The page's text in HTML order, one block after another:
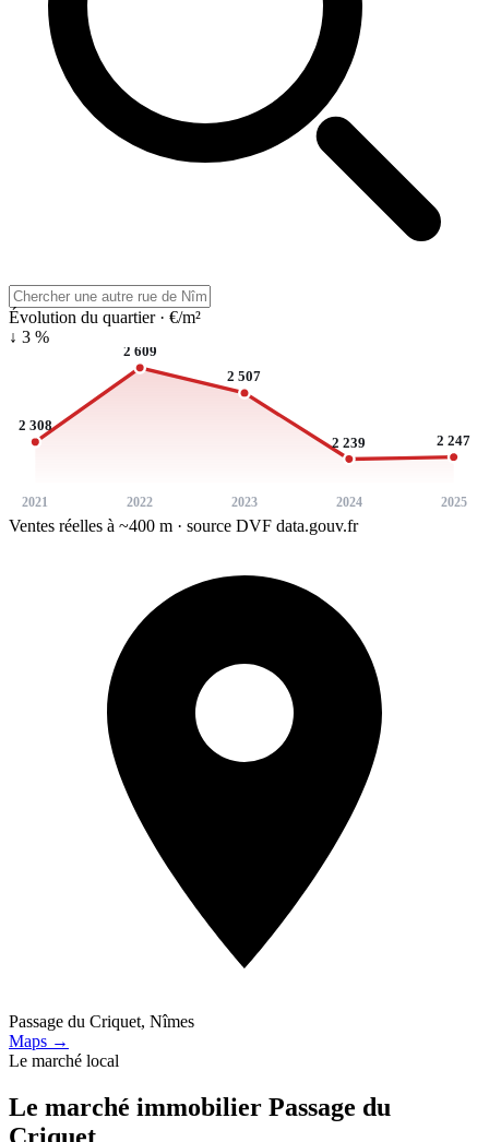
Évolution du quartier · €/m²
↓ 3 %
2 308
2021
2 609
2022
2 507
2023
2 239
2024
2 247
2025
Ventes réelles à ~400 m · source DVF data.gouv.fr
Passage du Criquet, Nîmes
Maps →
Le marché local
Le marché immobilier Passage du